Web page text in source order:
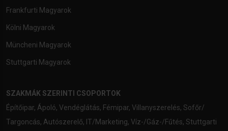
Frankfurti Magyarok
Kölni Magyarok
Müncheni Magyarok
Stuttgarti Magyarok
SZAKMÁK SZERINTI CSOPORTOK
Építőipar, Ápoló, Vendéglátás, Fémipar, Villanyszerelés, Sofőr/
Targoncás, Autószerelő, IT/Marketing, Víz-/Gáz-/Fűtés, Stuttgarti